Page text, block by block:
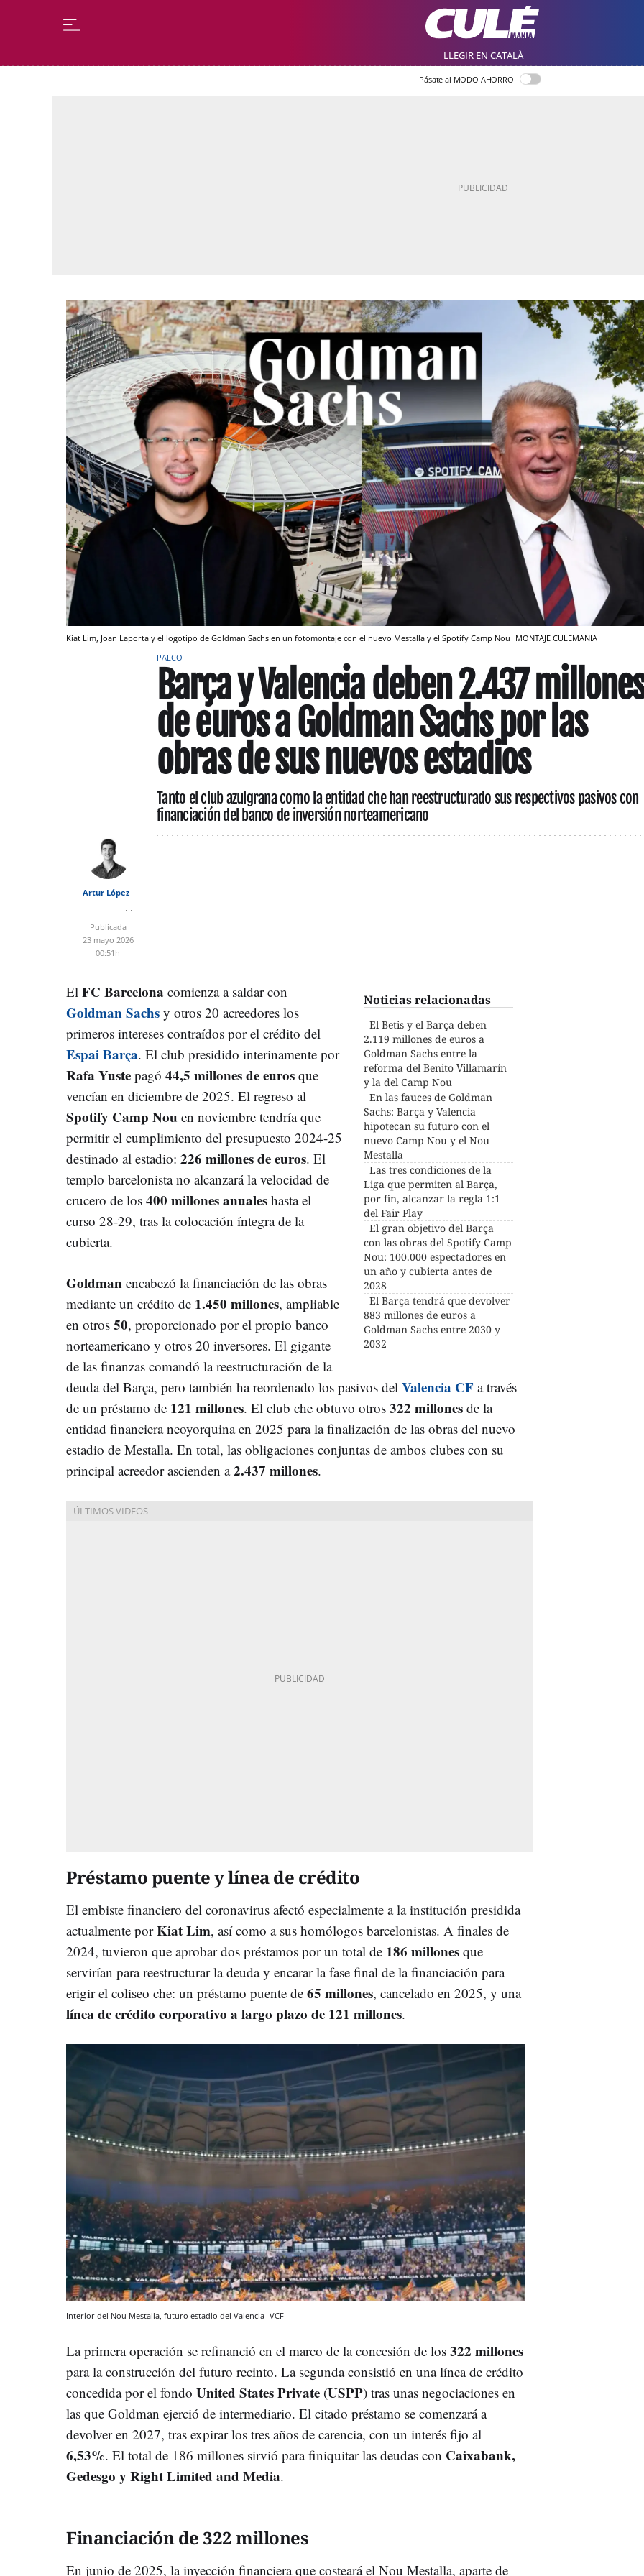
LLEGIR EN CATALÀ
Pásate al MODO AHORRO
Kiat Lim, Joan Laporta y el logotipo de Goldman Sachs en un fotomontaje con el nuevo Mestalla y el Spotify Camp Nou MONTAJE CULEMANIA
PALCO
Barça y Valencia deben 2.437
de euros a Goldman Sachs por las
obras de sus nuevos estadios
Tanto el club azulgrana como la entidad che han reestructurado sus respectivos pasivos con
financiación del banco de inversión norteamericano
Artur López
Publicada
23 mayo 2026
00:51h
Noticias relacionadas
El Betis y el Barça deben
2.119 millones de euros a
Goldman Sachs entre la
reforma del Benito Villamarín
y la del Camp Nou
En las fauces de Goldman
Sachs: Barça y Valencia
hipotecan su futuro con el
nuevo Camp Nou y el Nou
Mestalla
Las tres condiciones de la
Liga que permiten al Barça,
por fin, alcanzar la regla 1:1
del Fair Play
El gran objetivo del Barça
con las obras del Spotify Camp
Nou: 100.000 espectadores en
un año y cubierta antes de
2028
El Barça tendrá que devolver
883 millones de euros a
Goldman Sachs entre 2030 y
2032
El FC Barcelona comienza a saldar con
Goldman Sachs y otros 20 acreedores los
primeros intereses contraídos por el crédito del
Espai Barça. El club presidido interinamente por
Rafa Yuste pagó 44,5 millones de euros que
vencían en diciembre de 2025. El regreso al
Spotify Camp Nou en noviembre tendría que
permitir el cumplimiento del presupuesto 2024-25
destinado al estadio: 226 millones de euros. El
templo barcelonista no alcanzará la velocidad de
crucero de los 400 millones anuales hasta el
curso 28-29, tras la colocación íntegra de la
cubierta.
Goldman encabezó la financiación de las obras
mediante un crédito de 1.450 millones, ampliable
en otros 50, proporcionado por el propio banco
norteamericano y otros 20 inversores. El gigante
de las finanzas comandó la reestructuración de la
deuda del Barça, pero también ha reordenado los pasivos del Valencia CF a través
de un préstamo de 121 millones. El club che obtuvo otros 322 millones de la
entidad financiera neoyorquina en 2025 para la finalización de las obras del nuevo
estadio de Mestalla. En total, las obligaciones conjuntas de ambos clubes con su
principal acreedor ascienden a2.437 millones.
Préstamo puente y línea de crédito
El embiste financiero del coronavirus afectó especialmente a la institución presidida
actualmente porKiat Lim, así como a sus homólogos barcelonistas. A finales de
2024, tuvieron que aprobar dos préstamos por un total de 186 millones que
servirían para reestructurar la deuda y encarar la fase final de la financiación para
erigir el coliseo che: un préstamo puente de 65 millones, cancelado en 2025, y una
línea de crédito corporativo a largo plazo de 121 millones.
Interior del Nou Mestalla, futuro estadio del Valencia VCF
La primera operación se refinanció en el marco de la concesión de los 322 millones
para la construcción del futuro recinto. La segunda consistió en una línea de crédito
concedida por el fondo United States Private (USPP) tras unas negociaciones en
las que Goldman ejerció de intermediario. El citado préstamo se comenzará a
devolver en 2027, tras expirar los tres años de carencia, con un interés fijo al
6,53%. El total de 186 millones sirvió para finiquitar las deudas con Caixabank,
Gedesgo y Right Limited and Media.
Financiación de 322 millones
En junio de 2025, la inyección financiera que costeará el Nou Mestalla, aparte de